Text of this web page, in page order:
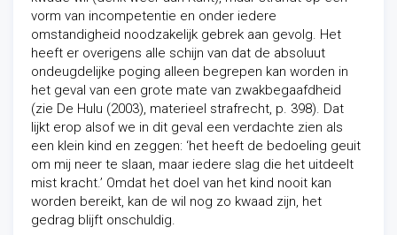
vorm van incompetentie en onder iedere
omstandigheid noodzakelijk gebrek aan gevolg. Het
heeft er overigens alle schijn van dat de absoluut
ondeugdelijke poging alleen begrepen kan worden in
het geval van een grote mate van zwakbegaafdheid
(zie De Hulu (2003), materieel strafrecht, p. 398). Dat
lijkt erop alsof we in dit geval een verdachte zien als
een klein kind en zeggen: ‘het heeft de bedoeling geuit
om mij neer te slaan, maar iedere slag die het uitdeelt
mist kracht.’ Omdat het doel van het kind nooit kan
worden bereikt, kan de wil nog zo kwaad zijn, het
gedrag blijft onschuldig.